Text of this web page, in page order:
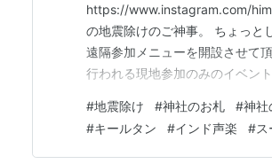
https://www.instagram.com/
の地震除けのご神事。 ちょっと
遠隔参加メニューを開設させて
行われる現地参加のみのイベン
2025/6/22に三重県伊賀市大村
#地震除け #神社のお札 #神社
#キールタン #インド声楽 #